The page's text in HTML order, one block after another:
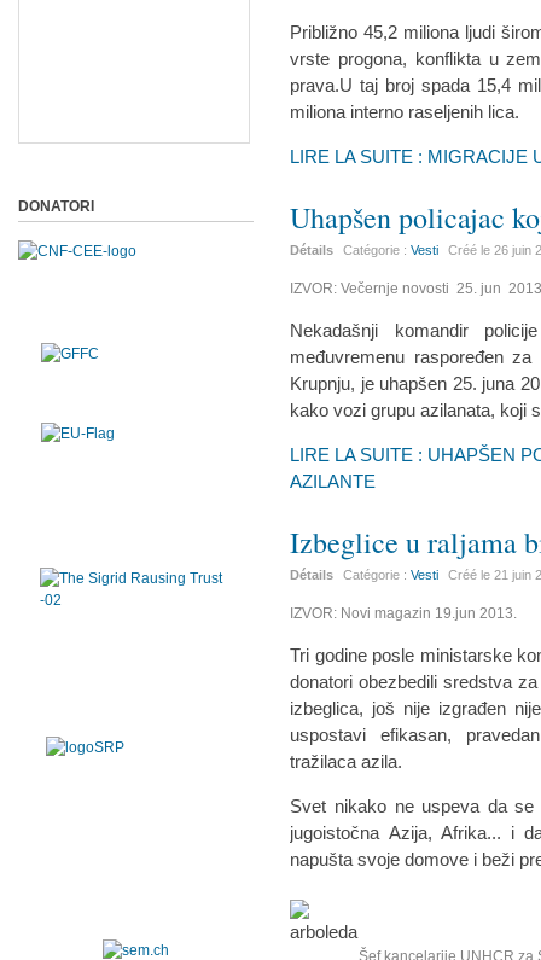
Približno 45,2 miliona ljudi
vrste progona, konflikta u
prava.U taj broj spada 15,4
miliona interno raseljenih lica.
LIRE LA SUITE : MIGRACIJE
Uhapšen policajac
Détails Catégorie :Vesti Créé le26 juin
IZVOR: Večernje novosti 25. jun
Nekadašnji komandir
međuvremenu raspoređen
Krupnju, je uhapšen 25. juna
kako vozi grupu azilanata, koji
LIRE LA SUITE : UHAPŠEN
AZILANTE
Izbeglice u raljama
Détails Catégorie :Vesti Créé le21 juin
IZVOR: Novi magazin 19.jun 2013.
Tri godine posle ministarske
donatori obezbedili sredstva
izbeglica, još nije izgrađen
uspostavi efikasan,
tražilaca azila.
Svet nikako ne uspeva da se
jugoistočna Azija, Afrika... i
napušta svoje domove i beži
Šef kancelarije UNHCR za
DONATORI